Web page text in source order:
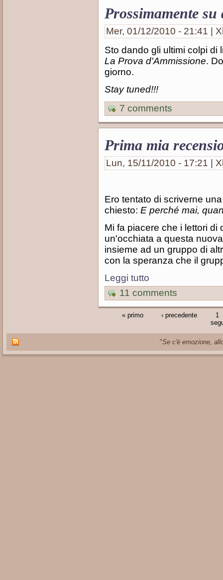
Prossimamente
Mer, 01/12/2010 - 21:41 |
Sto dando gli ultimi colpi di
La Prova d'Ammissione.
giorno.
Stay tuned!!!
7 comments
Prima mia
Lun, 15/11/2010 - 17:21 |
Ero tentato di scriverne
chiesto: E perché mai,
Mi fa piacere che i lettori
un'occhiata a questa
insieme ad un gruppo di
con la speranza che il
Leggi tutto
11 comments
« primo ‹ precedente
1
"Se c'è emozione,